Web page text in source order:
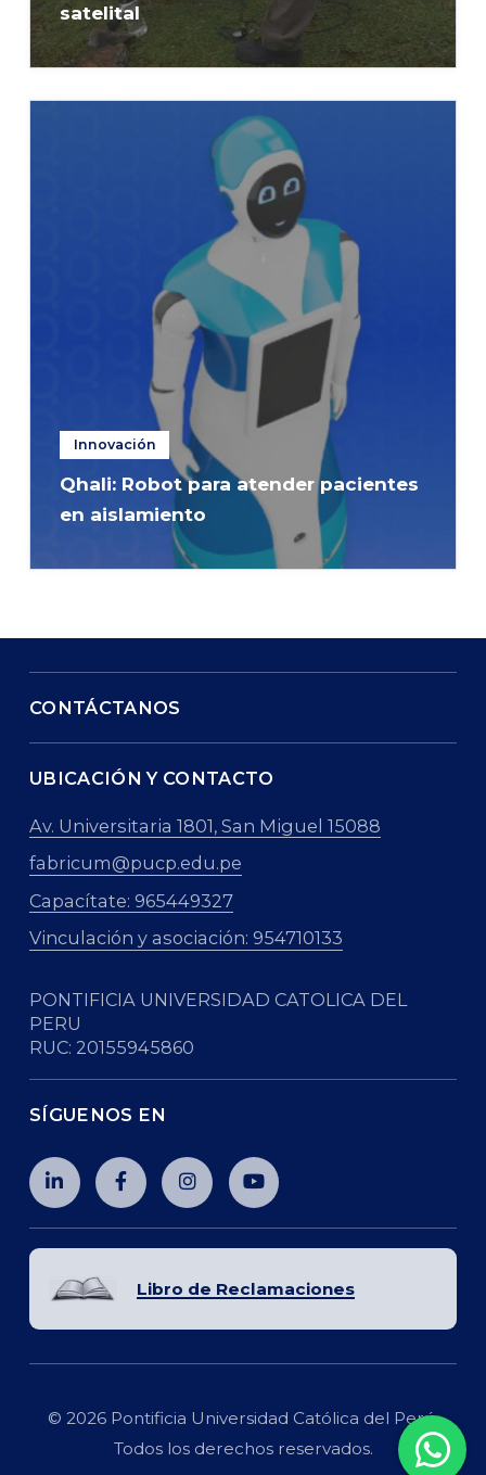
satelital
Innovación
Qhali: Robot para atender pacientes
en aislamiento
CONTÁCTANOS
UBICACIÓN Y CONTACTO
Av. Universitaria 1801, San Miguel 15088
fabricum@pucp.edu.pe
Capacítate: 965449327
Vinculación y asociación: 954710133
PONTIFICIA UNIVERSIDAD CATOLICA DEL
PERU
RUC: 20155945860
SÍGUENOS EN
Libro de Reclamaciones
© 2026 Pontificia Universidad Católica del Perú.
Todos los derechos reservados.